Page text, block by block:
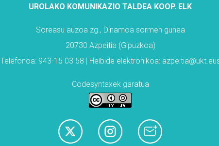
UROLAKO KOMUNIKAZIO TALDEA KOOP. ELK
Soreasu auzoa zg., Dinamoa sormen gunea
20730 Azpeitia (Gipuzkoa)
Telefonoa: 943-15 03 58 | Helbide elektronikoa:
Codesyntaxek garatua